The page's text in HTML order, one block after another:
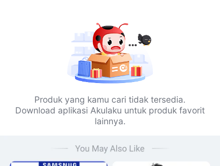
Produk yang kamu cari tidak tersedia.
Download aplikasi Akulaku untuk produk favorit
lainnya.